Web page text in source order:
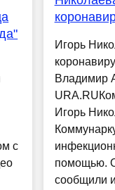
с
Игорь
Владимир
Игорь
помощью.
сообщили